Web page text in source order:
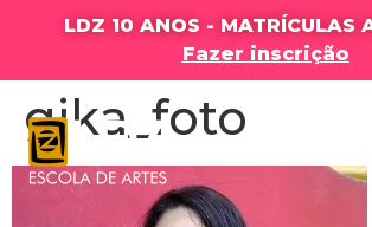
LDZ 10 ANOS - MATRÍCULAS
Fazer inscrição
gika_foto